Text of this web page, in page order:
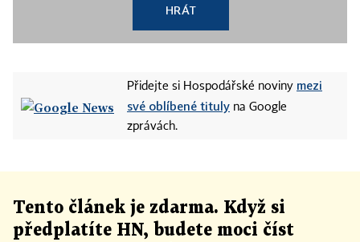
HRÁT
Přidejte si Hospodářské noviny mezi
své oblíbené tituly na Google
zprávách.
Tento článek je zdarma. Když si
předplatíte HN, budete moci číst